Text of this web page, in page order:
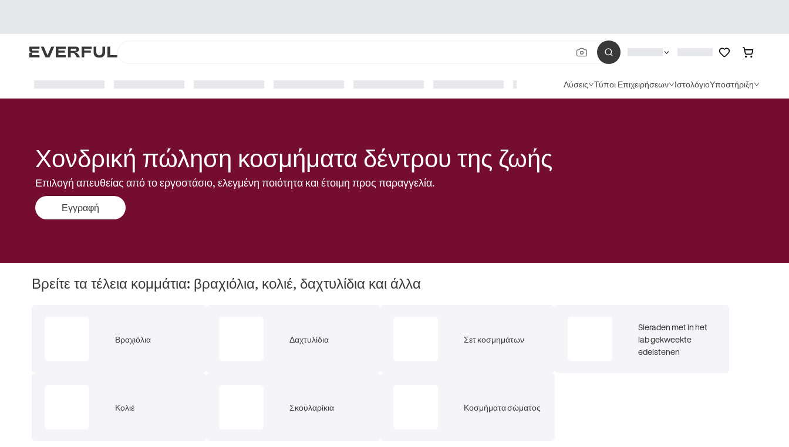
Λύσεις Τύποι Επιχειρήσεων ΙστολόγιοΥποστήριξη
Χονδρική πώληση κοσμήματα δέντρου της ζωής
Επιλογή απευθείας από το εργοστάσιο, ελεγμένη ποιότητα και έτοιμη προς παραγγελία.
Εγγραφή
Βρείτε τα τέλεια κομμάτια: βραχιόλια, κολιέ, δαχτυλίδια και άλλα
Βραχιόλια
Κολιέ
Δαχτυλίδια
Σκουλαρίκια
Σετ κοσμημάτων
Κοσμήματα σώματος
Sieraden met in het
lab gekweekte
edelstenen